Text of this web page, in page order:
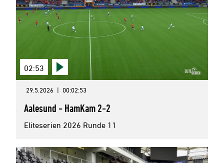
02:53
29.5.2026 | 00:02:53
Aalesund - HamKam 2-2
Eliteserien 2026 Runde 11